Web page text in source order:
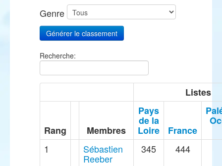
Genre
Recherche:
Listes
Rang Membres
Pays
de la
Loire France
1 Sébastien
Reeber
345 444